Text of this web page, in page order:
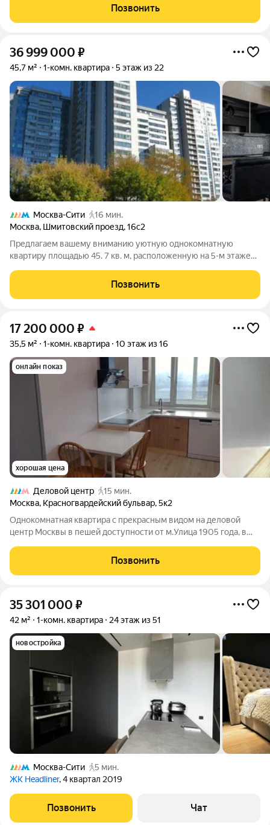
Дизайнерский ремонт. Качественные и натуральные
материалы. О КВАРТИРЕ: Мебель специально созданная
Позвонить
36 999 000 ₽
45,7 м² 1-комн. квартира 5 этаж из 22
Москва-Сити
16 мин.
Москва, Шмитовский проезд,16с2
Предлагаем вашему вниманию уютную однокомнатную
квартиру площадью 45. 7 кв. м, расположенную на 5-м этаже
создают ощущение простора и света. Внутри квартиры
выполнен качественный ремонт, что
Позвонить
17 200 000 ₽
35,5 м² 1-комн. квартира 10 этаж из 16
онлайн показ
хорошая цена
Деловой центр
15 мин.
Москва, Красногвардейский бульвар,5к2
Однокомнатная квартира с прекрасным видом на деловой
центр Москвы в пешей доступности от м.Улица 1905 года, в
качественный ремонт с мебелью и бытовой техникой,
огромная лоджия с панорамой
Позвонить
35 301 000 ₽
42 м² 1-комн. квартира 24 этаж из 51
новостройка
Москва-Сити
5 мин.
ЖК Headliner, 4 квартал 2019
Позвонить Чат